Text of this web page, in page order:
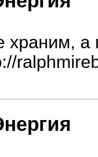
храним, а